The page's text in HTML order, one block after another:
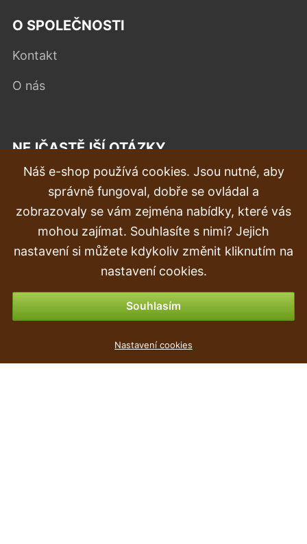
O SPOLEČNOSTI
Kontakt
O nás
NEJČASTĚJŠÍ OTÁZKY
Reklamace
Doprava a doručení
Objednávka
Náš e-shop používá cookies. Jsou nutné, aby
správně fungoval, dobře se ovládal a
zobrazovaly se vám zejména nabídky, které vás
mohou zajímat. Souhlasíte s nimi? Jejich
nastavení si můžete kdykoliv změnit kliknutím na
nastavení cookies.
Souhlasím
Nastavení cookies